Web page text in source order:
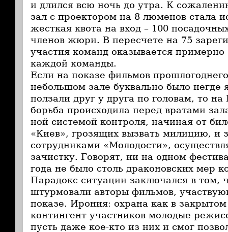
и длился всю ночь до утра. К
зал с проектором на 8 люменов стала
жесткая квота на вход – 100
членов жюри. В пересчете на 75
участия команд оказывается примерно
каждой команды.
Если на показе фильмов
небольшом зале буквально было негде
ползали друг у друга по головам, то на
борьба происходила перед вратами
ной системой контроля, начиная от
«Киев», грозящих вызвать милицию, и
сотрудниками «Молодости»,
зачистку. Говорят, ни на одном
года не было столь драконовских мер
Парадокс ситуации заключался в том,
штурмовали авторы фильмов,
показе. Ирония: охрана как в закрытом
контингент участников молодые
пусть даже кое-кто из них и смог